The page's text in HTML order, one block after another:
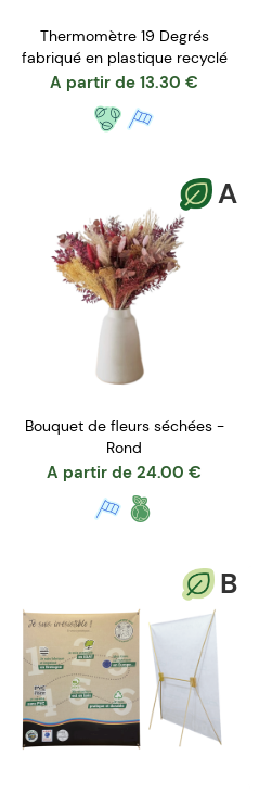
Thermomètre 19 Degrés
fabriqué en plastique recyclé
A partir de 13.30 €
A
Bouquet de fleurs séchées -
Rond
A partir de 24.00 €
B